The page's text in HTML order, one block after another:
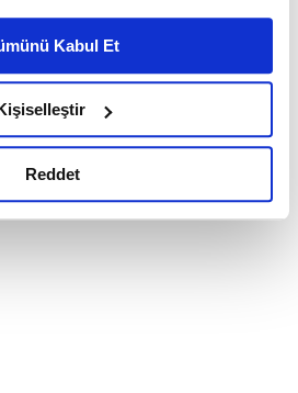
Çerez Bilgilendirme
Korunması Kanunu uyarınca
kapsamında
faaliyetleri ile ilgili daha
lütfentıklayınız.
Kabul Et
Reddet